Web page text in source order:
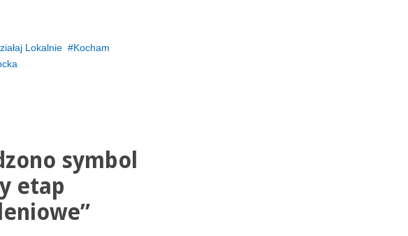
Lokalnie
Kocham
symbol
etap